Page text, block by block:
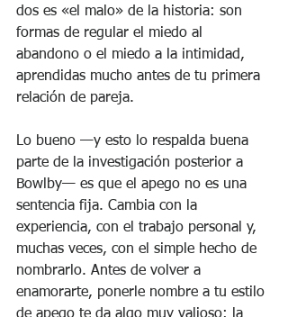
dos es «el malo» de la historia: son
formas de regular el miedo al
abandono o el miedo a la intimidad,
aprendidas mucho antes de tu primera
relación de pareja.
Lo bueno —y esto lo respalda buena
parte de la investigación posterior a
Bowlby— es que el apego no es una
sentencia fija. Cambia con la
experiencia, con el trabajo personal y,
muchas veces, con el simple hecho de
nombrarlo. Antes de volver a
enamorarte, ponerle nombre a tu estilo